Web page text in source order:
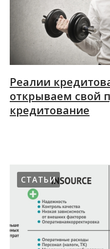
Реалии
открываем свой
кредитование
СТАТЬИ